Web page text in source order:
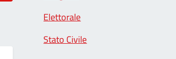
Elettorale
Stato Civile